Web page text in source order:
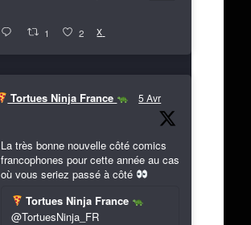
1 2 X
Tortues Ninja France 5 Avr
La très bonne nouvelle côté comics
francophones pour cette année au cas
où vous seriez passé à côté
Tortues Ninja France
@TortuesNinja_FR